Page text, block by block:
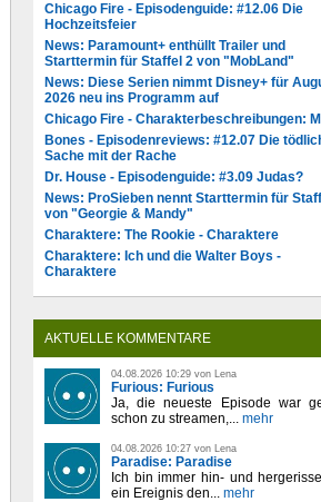
Chicago Fire - Episodenguide: #12.06 Die
Hochzeitsfeier
News: Paramount+ enthüllt Trailer und
Starttermin für Staffel 2 von "MobLand"
News: Diese Serien nimmt Disney+ für
2026 neu ins Programm auf
Chicago Fire - Charakterbeschreibungen:
Bones - Episodenreviews: #12.07 Die
Sache mit der Rache
Dr. House - Episodenguide: #3.09 Judas?
News: ProSieben nennt Starttermin für
von "Georgie & Mandy"
Charaktere: The Rookie - Charaktere
Charaktere: Ich und die Walter Boys -
Charaktere
AKTUELLE KOMMENTARE
04.08.2026 10:29 von Lena
Furious: Furious
Ja, die neueste Episode war
schon zu streamen,... mehr
04.08.2026 10:27 von Lena
Paradise: Paradise
Ich bin immer hin- und
ein Ereignis den... mehr